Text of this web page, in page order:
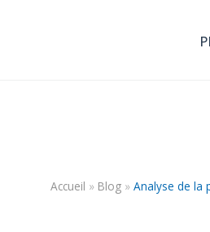
Accueil » Blog » Analyse de la